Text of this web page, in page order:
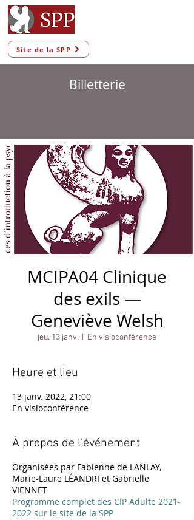
Site de la SPP
Billetterie
MCIPA04 Clinique
des exils —
Geneviève Welsh
jeu. 13 janv. En visioconférence
Heure et lieu
13 janv. 2022, 21:00
En visioconférence
À propos de l'événement
Organisées par Fabienne de LANLAY,
Marie-Laure LÉANDRI et Gabrielle
VIENNET
Programme complet des CIP Adulte 2021-
2022 sur le site de la SPP